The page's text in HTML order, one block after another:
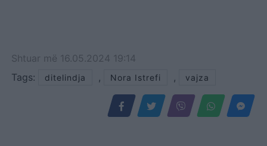
Shtuar më 16.05.2024 19:14
Tags:
ditelindja , Nora Istrefi , vajza